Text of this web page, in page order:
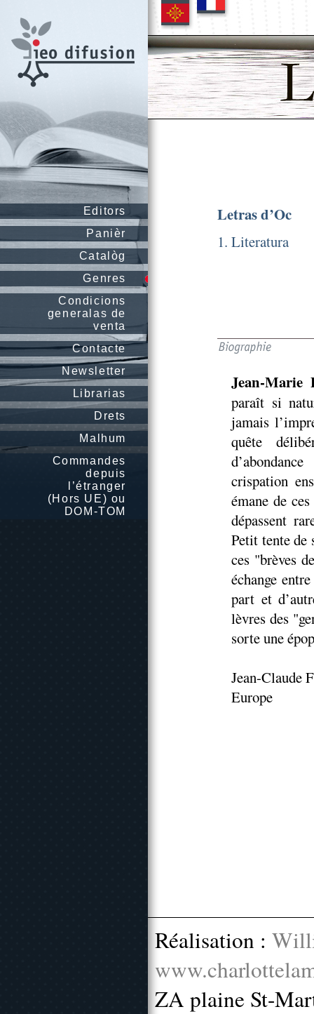
Editors
Panièr
Catalòg
Genres
Condicions
generalas de
venta
Contacte
Newsletter
Librarias
Drets
Malhum
Commandes
depuis
l’étranger
(Hors UE) ou
DOM-TOM
Letras d’Oc
1. Literatura
Jean-
paraît si
jamais
quête
crispation
émane de
dépassent
Petit tente de
ces "brèves
échange
part et
lèvres des
sorte une
Jean-Claude
Europe
Réalisation :
ZA plaine St-